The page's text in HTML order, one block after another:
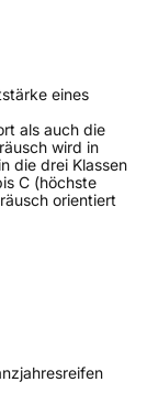
eines
als auch die
wird in
die drei Klassen
C (höchste
orientiert